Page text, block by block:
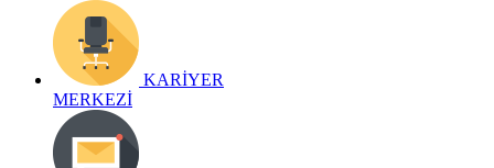
KARİYER
MERKEZİ